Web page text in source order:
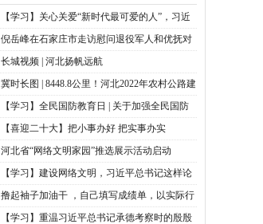
【学习】关心关爱“新时代最可爱的人”，习近
平总书记这样论述
倪岳峰在石家庄市走访慰问退役军人和优抚对
象
长城视频 | 河北扬帆远航
冀时长图 | 8448.8公里！河北2022年农村公路建
设成果丰硕
【学习】全民国防教育日 | 关于加强全民国防
教育，习近平总书记这样论述
【喜迎二十大】把小事办好 把实事办实
河北省“网络文明家园”推选展示活动启动
【学习】建设网络文明，习近平总书记这样论
述
撸起袖子加油干 ，自己填写成绩单，以实际行
动迎接党的二十大胜利召开
【学习】重温习近平总书记承德考察时的殷殷